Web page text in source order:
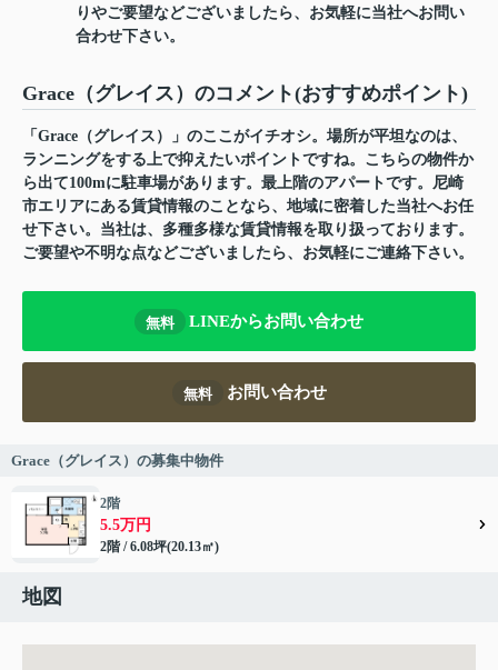
りやご要望などございましたら、お気軽に当社へお問い
合わせ下さい。
Grace（グレイス）のコメント(おすすめポイント)
「Grace（グレイス）」のここがイチオシ。場所が平坦なのは、
ランニングをする上で抑えたいポイントですね。こちらの物件か
ら出て100mに駐車場があります。最上階のアパートです。尼崎
市エリアにある賃貸情報のことなら、地域に密着した当社へお任
せ下さい。当社は、多種多様な賃貸情報を取り扱っております。
ご要望や不明な点などございましたら、お気軽にご連絡下さい。
無料 LINEからお問い合わせ
無料 お問い合わせ
Grace（グレイス）の募集中物件
2階
5.5万円
2階 / 6.08坪(20.13㎡)
地図